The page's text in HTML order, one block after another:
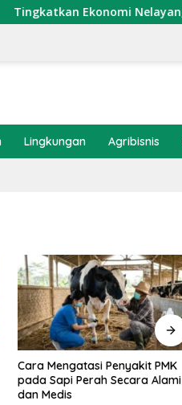
Ekonomi Nelayan,
Lingkungan Agribisnis
Dosis dan Cara Pemupukan
Tanaman Padi pada Fase
Vegetatif Aktif yang Tepat